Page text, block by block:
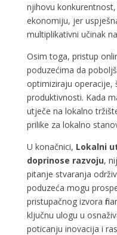
njihovu
ekonomiju, jer
multiplikativni učinak
Osim toga, pristup
poduzećima da
optimiziraju operacije,
produktivnosti. Kada
utječe na lokalno
prilike za lokalno
U konačnici, Lokalni
doprinose razvoju,
pitanje stvaranja
poduzeća mogu
pristupačnog izvora
ključnu ulogu u
poticanju inovacija i